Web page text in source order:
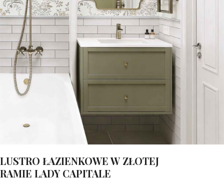
LUSTRO ŁAZIENKOWE W ZŁOTEJ
RAMIE LADY CAPITALE